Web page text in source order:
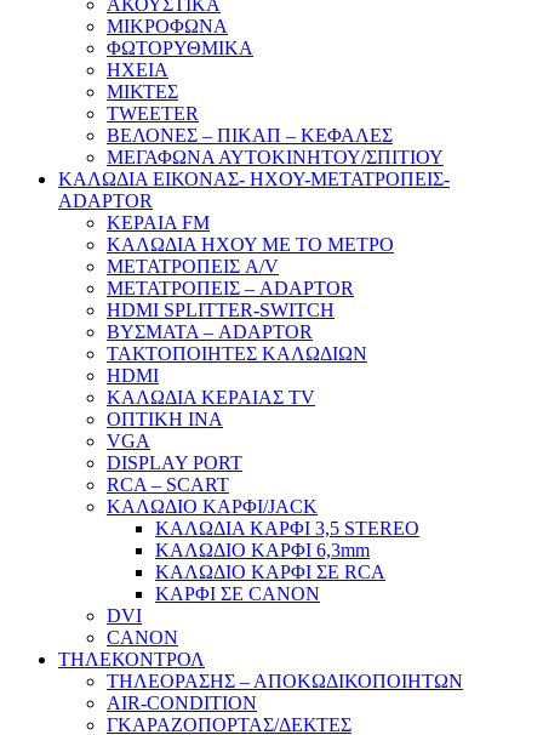
ΑΚΟΥΣΤΙΚΑ
ΜΙΚΡΟΦΩΝΑ
ΦΩΤΟΡΥΘΜΙΚΑ
ΗΧΕΙΑ
ΜΙΚΤΕΣ
TWEETER
ΒΕΛΟΝΕΣ – ΠΙΚΑΠ – ΚΕΦΑΛΕΣ
ΜΕΓΑΦΩΝΑ ΑΥΤΟΚΙΝΗΤΟΥ/ΣΠΙΤΙΟΥ
ΚΑΛΩΔΙΑ ΕΙΚΟΝΑΣ- ΗΧΟΥ-ΜΕΤΑΤΡΟΠΕΙΣ-
ADAPTOR
ΚΕΡΑΙΑ FM
ΚΑΛΩΔΙΑ ΗΧΟΥ ΜΕ ΤΟ ΜΕΤΡΟ
ΜΕΤΑΤΡΟΠΕΙΣ A/V
ΜΕΤΑΤΡΟΠΕΙΣ – ADAPTOR
HDMI SPLITTER-SWITCH
ΒΥΣΜΑΤΑ – ADAPTOR
ΤΑΚΤΟΠΟΙΗΤΕΣ ΚΑΛΩΔΙΩΝ
HDMI
ΚΑΛΩΔΙΑ ΚΕΡΑΙΑΣ TV
ΟΠΤΙΚΗ ΙΝΑ
VGA
DISPLAY PORT
RCA – SCART
ΚΑΛΩΔΙΟ ΚΑΡΦΙ/JACK
ΚΑΛΩΔΙΑ ΚΑΡΦΙ 3,5 STEREO
ΚΑΛΩΔΙΟ ΚΑΡΦΙ 6,3mm
ΚΑΛΩΔΙΟ ΚΑΡΦΙ ΣΕ RCA
ΚΑΡΦΙ ΣΕ CANON
DVI
CANON
ΤΗΛΕΚΟΝΤΡΟΛ
ΤΗΛΕΟΡΑΣΗΣ – ΑΠΟΚΩΔΙΚΟΠΟΙΗΤΩΝ
AIR-CONDITION
ΓΚΑΡΑΖΟΠΟΡΤΑΣ/ΔΕΚΤΕΣ